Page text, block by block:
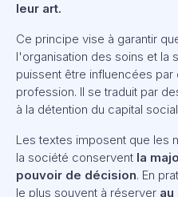
leur art.
Ce principe vise à garantir
l'organisation des soins et la
puissent être influencées
profession. Il se traduit par
à la détention du capital
Les textes imposent que les
la société conservent la
pouvoir de décision. En
le plus souvent à réserver au